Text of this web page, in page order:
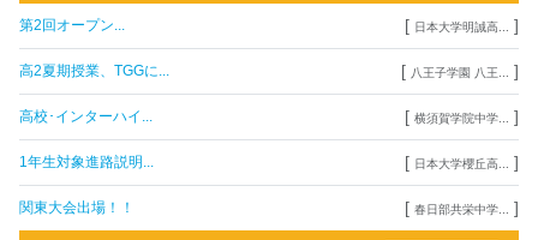
第2回オープン... [ 日本大学明誠高... ]
高2夏期授業、TGGに... [ 八王子学園 八王... ]
高校･インターハイ... [ 横須賀学院中学... ]
1年生対象進路説明... [ 日本大学櫻丘高... ]
関東大会出場！！ [ 春日部共栄中学... ]